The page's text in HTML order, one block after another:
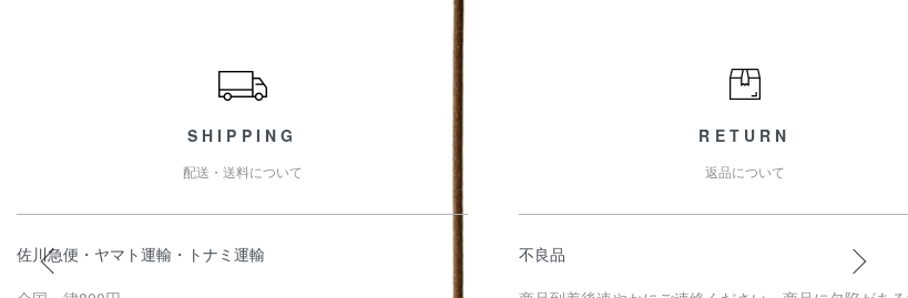
SHIPPING
配送・送料について
佐川急便・ヤマト運輸・トナミ運輸
RETURN
返品について
不良品